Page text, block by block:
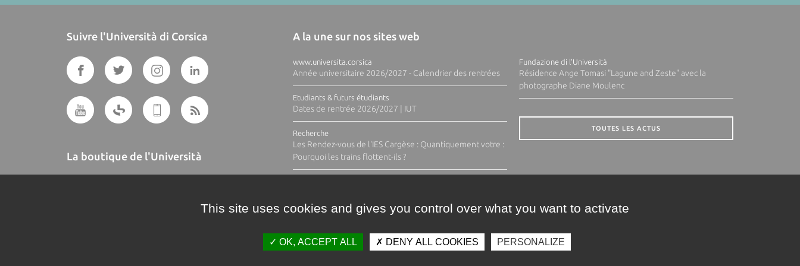
Suivre l'Università di Corsica
La boutique de l'Università
A la une sur nos sites web
www.universita.corsica
Année universitaire 2026/2027 - Calendrier des rentrées
Etudiants & futurs étudiants
Dates de rentrée 2026/2027 | IUT
Recherche
Les Rendez-vous de l'IES Cargèse : Quantiquement votre :
Pourquoi les trains flottent-ils ?
Fundazione di l'Università
Résidence Ange Tomasi "Lagune and Zeste" avec la
photographe Diane Moulenc
TOUTES LES ACTUS
This site uses cookies and gives you control over what you want to activate
OK, ACCEPT ALL DENY ALL COOKIES PERSONALIZE